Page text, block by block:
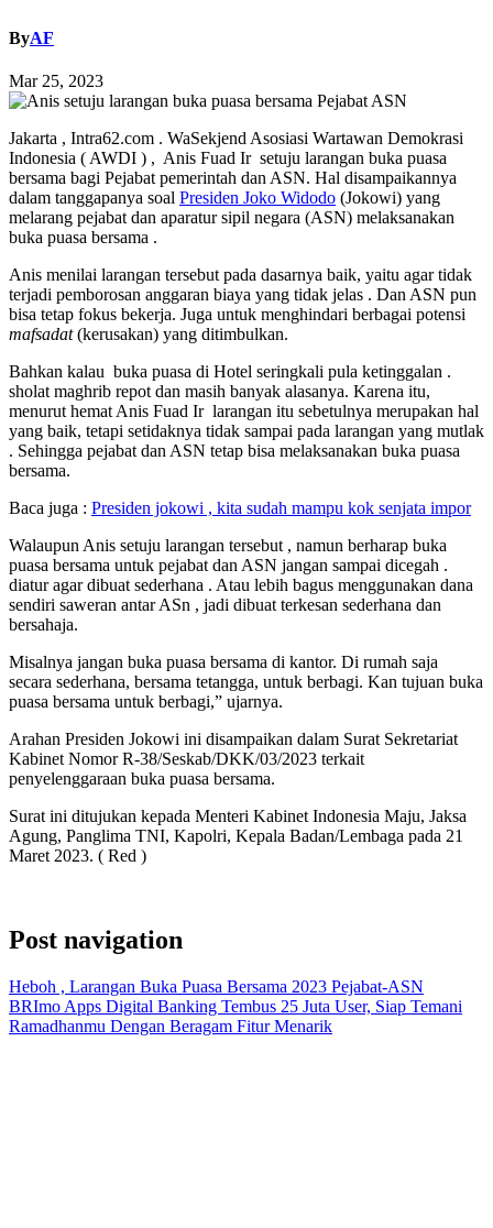
ByAF
Mar 25, 2023
Jakarta , Intra62.com . WaSekjend Asosiasi Wartawan Demokrasi
Indonesia ( AWDI ) , Anis Fuad Ir setuju larangan buka puasa
bersama bagi Pejabat pemerintah dan ASN. Hal disampaikannya
dalam tanggapanya soal Presiden Joko Widodo (Jokowi) yang
melarang pejabat dan aparatur sipil negara (ASN) melaksanakan
buka puasa bersama .
Anis menilai larangan tersebut pada dasarnya baik, yaitu agar tidak
terjadi pemborosan anggaran biaya yang tidak jelas . Dan ASN pun
bisa tetap fokus bekerja. Juga untuk menghindari berbagai potensi
mafsadat(kerusakan) yang ditimbulkan.
Bahkan kalau buka puasa di Hotel seringkali pula ketinggalan .
sholat maghrib repot dan masih banyak alasanya. Karena itu,
menurut hemat Anis Fuad Ir larangan itu sebetulnya merupakan hal
yang baik, tetapi setidaknya tidak sampai pada larangan yang mutlak
. Sehingga pejabat dan ASN tetap bisa melaksanakan buka puasa
bersama.
Baca juga : Presiden jokowi , kita sudah mampu kok senjata impor
Walaupun Anis setuju larangan tersebut , namun berharap buka
puasa bersama untuk pejabat dan ASN jangan sampai dicegah .
diatur agar dibuat sederhana . Atau lebih bagus menggunakan dana
sendiri saweran antar ASn , jadi dibuat terkesan sederhana dan
bersahaja.
Misalnya jangan buka puasa bersama di kantor. Di rumah saja
secara sederhana, bersama tetangga, untuk berbagi. Kan tujuan buka
puasa bersama untuk berbagi,” ujarnya.
Arahan Presiden Jokowi ini disampaikan dalam Surat Sekretariat
Kabinet Nomor R-38/Seskab/DKK/03/2023 terkait
penyelenggaraan buka puasa bersama.
Surat ini ditujukan kepada Menteri Kabinet Indonesia Maju, Jaksa
Agung, Panglima TNI, Kapolri, Kepala Badan/Lembaga pada 21
Maret 2023. ( Red )
Post navigation
Heboh , Larangan Buka Puasa Bersama 2023 Pejabat-ASN
BRImo Apps Digital Banking Tembus 25 Juta User, Siap Temani
Ramadhanmu Dengan Beragam Fitur Menarik